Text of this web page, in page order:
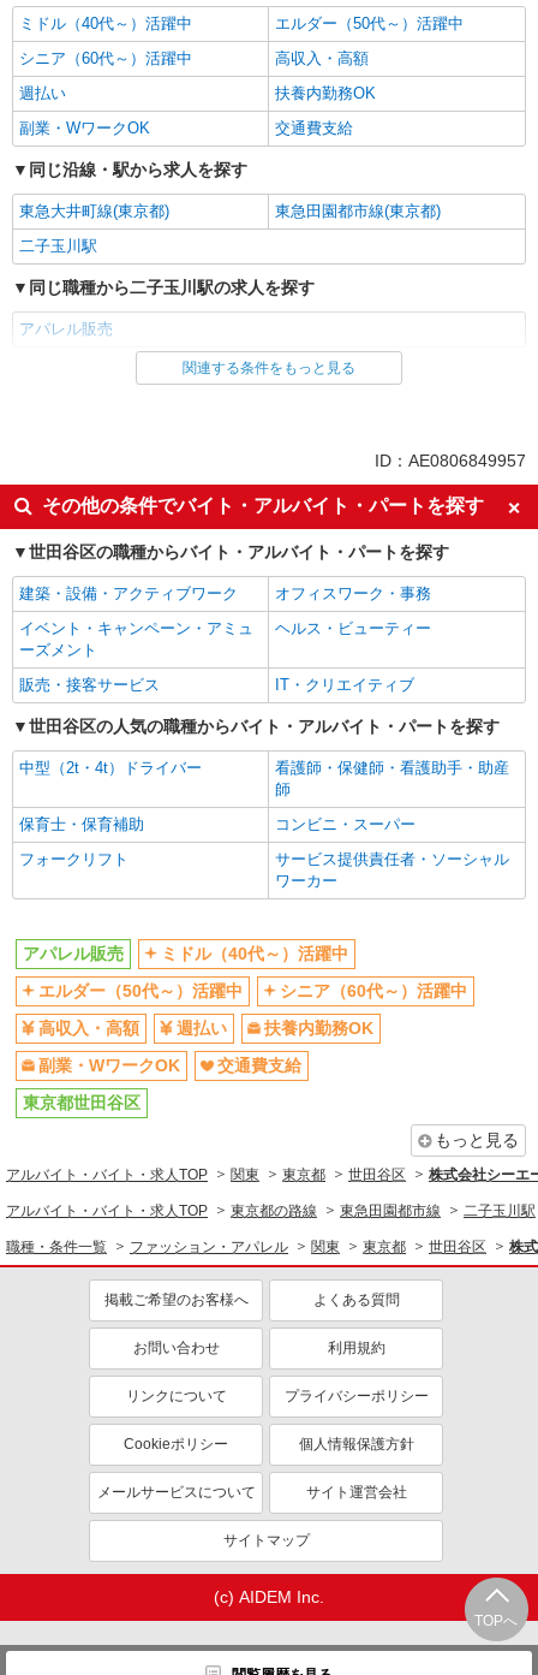
ミドル（40代～）活躍中
エルダー（50代～）活躍中
シニア（60代～）活躍中
高収入・高額
週払い
扶養内勤務OK
副業・WワークOK
交通費支給
同じ沿線・駅から求人を探す
東急大井町線(東京都)
東急田園都市線(東京都)
二子玉川駅
同じ職種から二子玉川駅の求人を探す
アパレル販売
同じ雇用形態から二子玉川駅の求人を探す
ミドル（40代～）活躍中
エルダー（50代～）活躍中
シニア（60代～）活躍中
高収入・高額
週払い
扶養内勤務OK
副業・WワークOK
交通費支給
同じ職種から求人を探す
ファッション・アパレル
アパレル販売
同じ特徴から求人を探す
ミドル（40代～）活躍中
扶養内勤務OK
副業・WワークOK
交通費支給
関連する条件をもっと見る
ID：AE0806849957
その他の条件でバイト・アルバイト・パートを探す
世田谷区の職種からバイト・アルバイト・パートを探す
建築・設備・アクティブワーク
オフィスワーク・事務
イベント・キャンペーン・アミュ
ーズメント
ヘルス・ビューティー
販売・接客サービス IT・クリエイティブ
世田谷区の人気の職種からバイト・アルバイト・パートを探す
中型（2t・4t）ドライバー
看護師・保健師・看護助手・助産
師
保育士・保育補助
コンビニ・スーパー
フォークリフト
サービス提供責任者・ソーシャル
ワーカー
TOPへ
アパレル販売
ミドル（40代～）活躍中
エルダー（50代～）活躍中
シニア（60代～）活躍中
高収入・高額
週払い
扶養内勤務OK
副業・WワークOK
交通費支給
東京都世田谷区
もっと見る
アルバイト・バイト・求人TOP 関東 東京都 世田谷区 株式会社シーエ
アルバイト・バイト・求人TOP 東京都の路線 東急田園都市線 二子玉川駅
職種・条件一覧 ファッション・アパレル 関東 東京都 世田谷区 株
掲載ご希望のお客様へ よくある質問
お問い合わせ 利用規約
リンクについて プライバシーポリシー
Cookieポリシー 個人情報保護方針
メールサービスについて サイト運営会社
サイトマップ
(c) AIDEM Inc.